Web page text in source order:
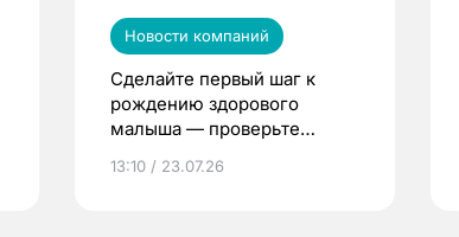
Новости компаний
Сделайте первый шаг к
рождению здорового
малыша — проверьте
по ОМС!
13:10 / 23.07.26